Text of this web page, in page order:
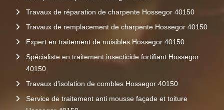
Travaux de réparation de charpente Hossegor 40150
Travaux de remplacement de charpente Hossegor 40150
Expert en traitement de nuisibles Hossegor 40150
Spécialiste en traitement insecticide fortifiant Hossegor
40150
Travaux d'isolation de combles Hossegor 40150
Service de traitement anti mousse façade et toiture